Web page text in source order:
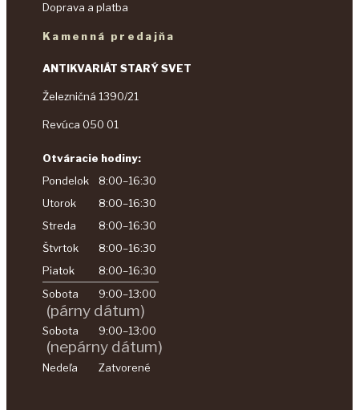
Doprava a platba
Kamenná predajňa
ANTIKVARIÁT STARÝ SVET
Železničná 1390/21
Revúca 050 01
Otváracie hodiny:
Pondelok
8:00–16:30
Utorok
8:00–16:30
Streda
8:00–16:30
Štvrtok
8:00–16:30
Piatok
8:00–16:30
Sobota
9:00–13:00
(párny dátum)
Sobota 9:00–13:00
(nepárny dátum)
Nedeľa Zatvorené